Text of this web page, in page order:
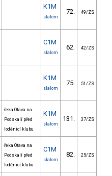
K1M
slalom
72. 49/ZS
C1M
slalom
62. 42/ZS
K1M
slalom
75. 51/ZS
řeka Otava na
Podskalí před
loděnicí klubu
K1M
slalom
131. 37/ZS
řeka Otava na
Podskalí před
loděnicí klubu
C1M
slalom
82. 25/ZS